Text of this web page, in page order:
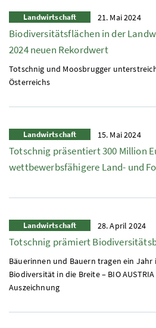
Landwirtschaft 21. Mai 2024
Biodiversitätsflächen in der
2024 neuen Rekordwert
Totschnig und Moosbrugger
Österreichs
Landwirtschaft 15. Mai 2024
Totschnig präsentiert 300 Million
wettbewerbsfähigere Land- und
Landwirtschaft 28. April 2024
Totschnig prämiert
Bäuerinnen und Bauern tragen ein Jahr
Biodiversität in die Breite – BIO
Auszeichnung